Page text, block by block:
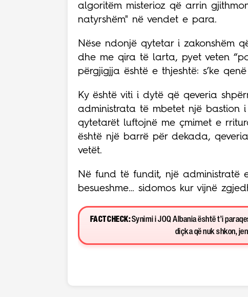
algoritëm misterioz që arrin
natyrshëm" në vendet e para.
Nëse ndonjë qytetar i zakonshëm
dhe me qira të larta, pyet veten
përgjigjja është e thjeshtë: s’ke
Ky është viti i dytë që qeveria
administrata të mbetet një bastion
qytetarët luftojnë me çmimet e
është një barrë për dekada,
vetët.
Në fund të fundit, një administratë
besueshme… sidomos kur vijnë
FACT CHECK:Synimi i JOQ Albania është t’i
diçka që nuk shkon,